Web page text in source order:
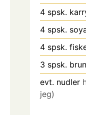
4 spsk.
4 spsk.
4 spsk.
3 spsk.
evt. nudler
jeg)